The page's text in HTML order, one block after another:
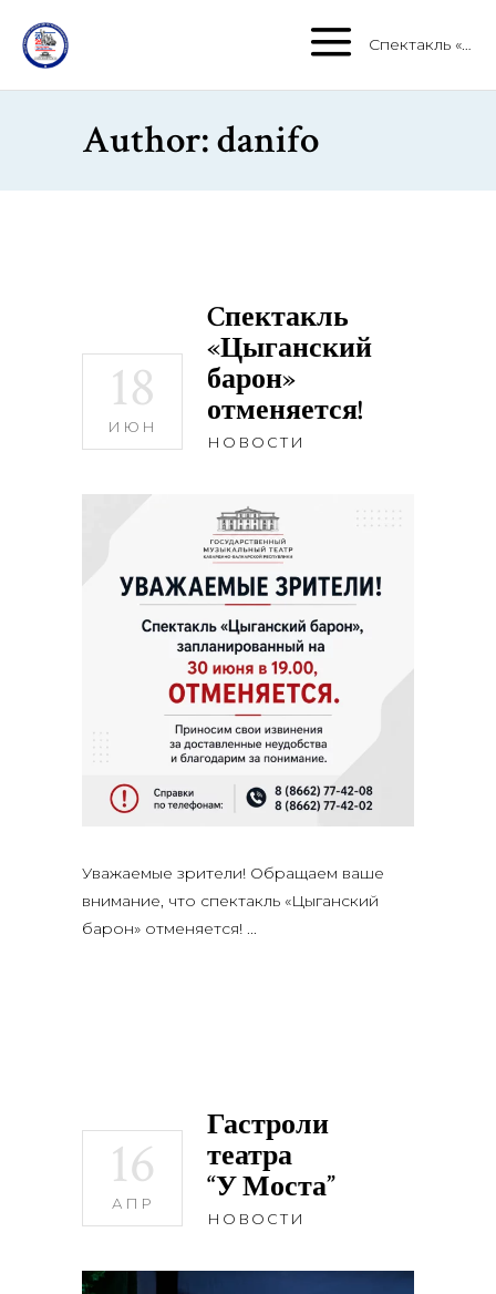
Cпектакль «Цыганский барон» отменяется!
Author: danifo
18
ИЮН
Cпектакль
«Цыганский
барон»
отменяется!
НОВОСТИ
Уважаемые зрители! Обращаем ваше
внимание, что спектакль «Цыганский
барон» отменяется!
16
АПР
Гастроли
театра
“У Моста”
НОВОСТИ